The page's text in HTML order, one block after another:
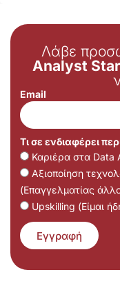
Λάβε
Analyst
Email
Τι σε ενδιαφέρει
Καριέρα στα Data
Αξιοποίηση
(Επαγγελματίας
Upskilling (Είμαι
Εγγραφή